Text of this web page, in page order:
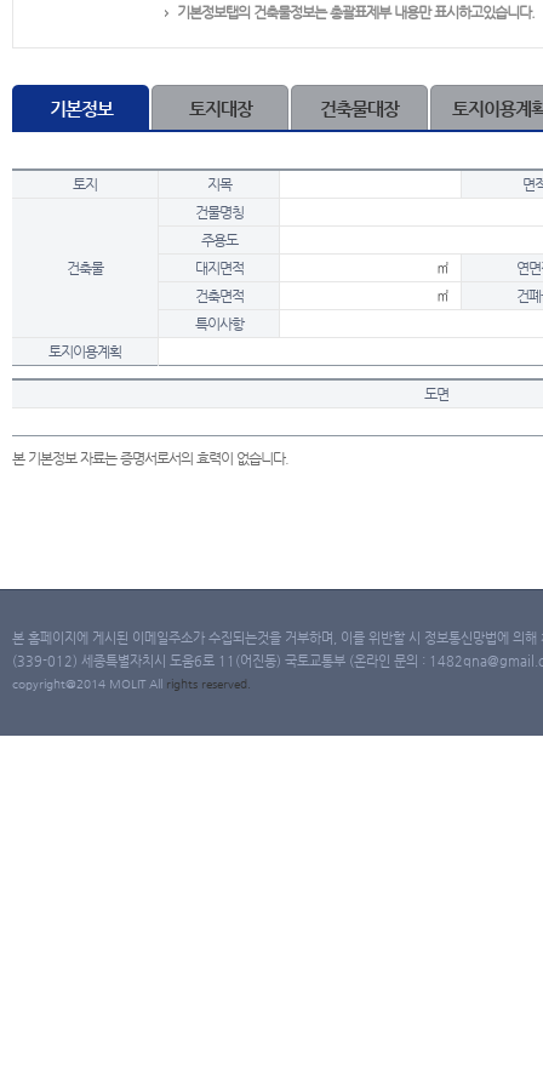
기본정보탭의 건축물정보는 총괄표제부 내용만 표시하고있습니다.
기본정보 토지대장 건축물대장 토지이용계
토지 지목 면
건축물
건물명칭
주용도
대지면적
㎡
연
건축면적
㎡
건
특이사항
토지이용계획
도면
본 기본정보 자료는 증명서로서의 효력이 없습니다.
본 홈페이지에 게시된 이메일주소가 수집되는것을 거부하며, 이를 위반할 시 정보통신망법에 의
(339-012) 세종특별자치시 도움6로 11(어진동) 국토교통부 (온라인 문의 :
copyright@2014 MOLIT All rights reserved.